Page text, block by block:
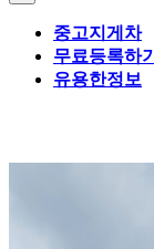
중고지게차
무료등록하기
유용한정보